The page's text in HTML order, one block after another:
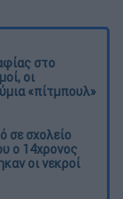
στο
οι
«πίτμπουλ»
σε σχολείο
ο 14χρονος
οι νεκροί